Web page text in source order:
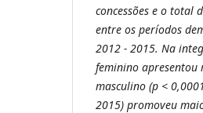
concessões e o total
entre os períodos
2012 - 2015. Na
feminino apresentou
masculino (p <
2015) promoveu